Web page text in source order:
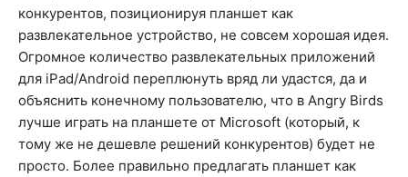
конкурентов, позиционируя планшет как
развлекательное устройство, не совсем хорошая идея.
Огромное количество развлекательных приложений
для iPad/Android переплюнуть вряд ли удастся, да и
объяснить конечному пользователю, что в Angry Birds
лучше играть на планшете от Microsoft (который, к
тому же не дешевле решений конкурентов) будет не
просто. Более правильно предлагать планшет как